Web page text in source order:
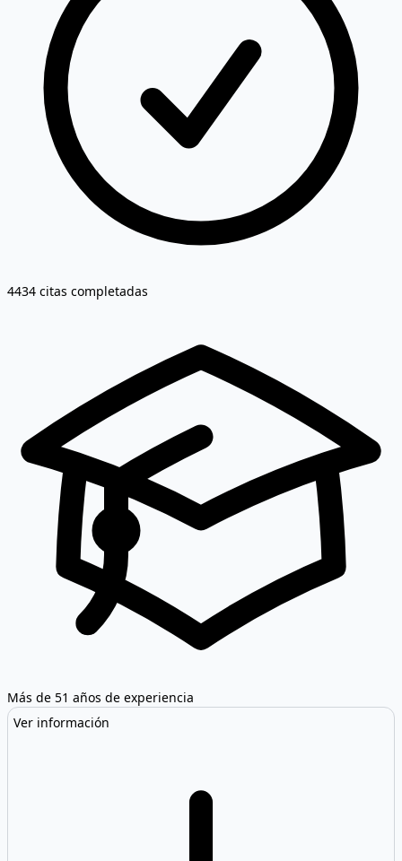
4434 citas completadas
Más de 51 años de experiencia
Ver información